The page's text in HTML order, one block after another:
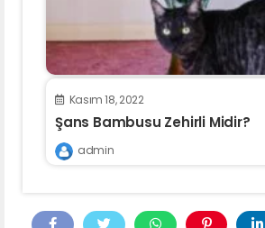
Kasım 18, 2022
Şans Bambusu Zehirli Midir?
admin